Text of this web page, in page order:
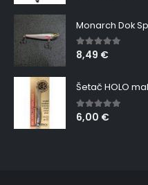
Monarch Dok
5.00 out of 5
8,49 €
5.00out of 5
6,00 €